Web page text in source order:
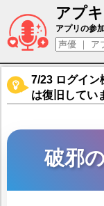
アプ
破邪の
アプリの参
7/23 ログイン
は復旧してい
破邪